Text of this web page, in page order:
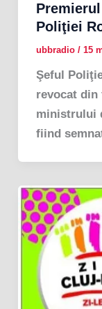
Poliţiei
ubbradio / 15
Şeful
revocat din
ministrului
fiind